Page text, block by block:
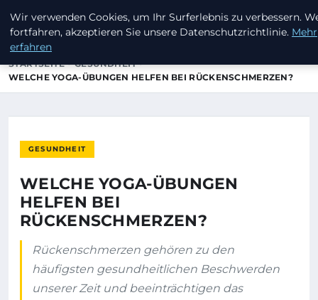
INVESTORENKAPITAL24
STARTSEITE
GESUNDHEIT
WELCHE YOGA-ÜBUNGEN HELFEN BEI RÜCKENSCHMERZEN?
GESUNDHEIT
WELCHE YOGA-ÜBUNGEN
HELFEN BEI
RÜCKENSCHMERZEN?
Rückenschmerzen gehören zu den
häufigsten gesundheitlichen Beschwerden
unserer Zeit und beeinträchtigen das
Wir verwenden Cookies, um Ihr Surferlebnis zu verbessern.
fortfahren, akzeptieren Sie unsere Datenschutzrichtlinie. Mehr
erfahren